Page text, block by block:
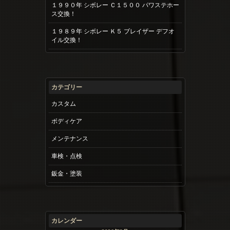
１９９０年 シボレー Ｃ１５００ パワステホー
ス交換！
１９８９年 シボレー Ｋ５ ブレイザー デフオ
イル交換！
カテゴリー
カスタム
ボディケア
メンテナンス
車検・点検
鈑金・塗装
カレンダー